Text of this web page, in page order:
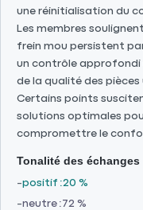
une réinitialisation du
Les membres
frein mou persistent
un contrôle approfondi
de la qualité des pièces
Certains points
solutions optimales
compromettre le
Tonalité des échanges
positif 20 %
neutre 72 %